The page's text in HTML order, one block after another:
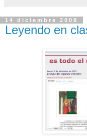
14 diciembre 2009
Leyendo en